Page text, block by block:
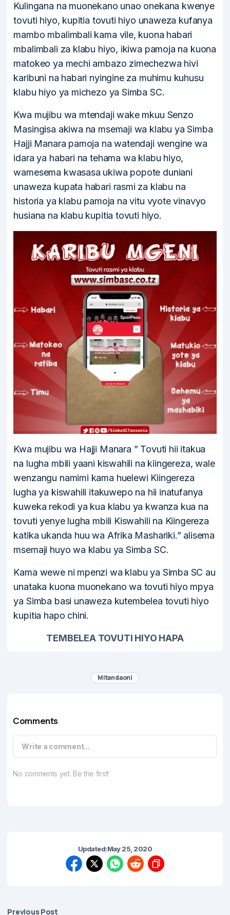
Kulingana na muonekano unao onekana kwenye
tovuti hiyo, kupitia tovuti hiyo unaweza kufanya
mambo mbalimbali kama vile, kuona habari
mbalimbali za klabu hiyo, ikiwa pamoja na kuona
matokeo ya mechi ambazo zimechezwa hivi
karibuni na habari nyingine za muhimu kuhusu
klabu hiyo ya michezo ya Simba SC.
Kwa mujibu wa mtendaji wake mkuu Senzo
Masingisa akiwa na msemaji wa klabu ya Simba
Hajji Manara pamoja na watendaji wengine wa
idara ya habari na tehama wa klabu hiyo,
wamesema kwasasa ukiwa popote duniani
unaweza kupata habari rasmi za klabu na
historia ya klabu pamoja na vitu vyote vinavyo
husiana na klabu kupitia tovuti hiyo.
Kwa mujibu wa Hajji Manara ” Tovuti hii itakua
na lugha mbili yaani kiswahili na kiingereza, wale
wenzangu namimi kama huelewi Kiingereza
lugha ya kiswahili itakuwepo na hii inatufanya
kuweka rekodi ya kua klabu ya kwanza kua na
tovuti yenye lugha mbili Kiswahili na Kiingereza
katika ukanda huu wa Afrika Mashariki.” alisema
msemaji huyo wa klabu ya Simba SC.
Kama wewe ni mpenzi wa klabu ya Simba SC au
unataka kuona muonekano wa tovuti hiyo mpya
ya Simba basi unaweza kutembelea tovuti hiyo
kupitia hapo chini.
TEMBELEA TOVUTI HIYO HAPA
Mitandaoni
Comments
Write a comment...
No comments yet. Be the first!
Updated:May 25, 2020
Previous Post